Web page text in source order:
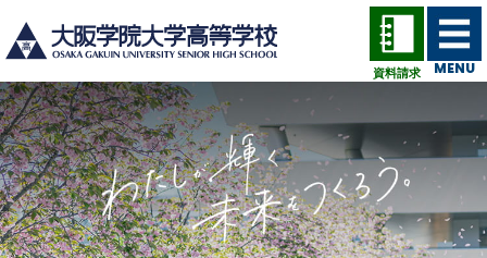
資料請求 MENU